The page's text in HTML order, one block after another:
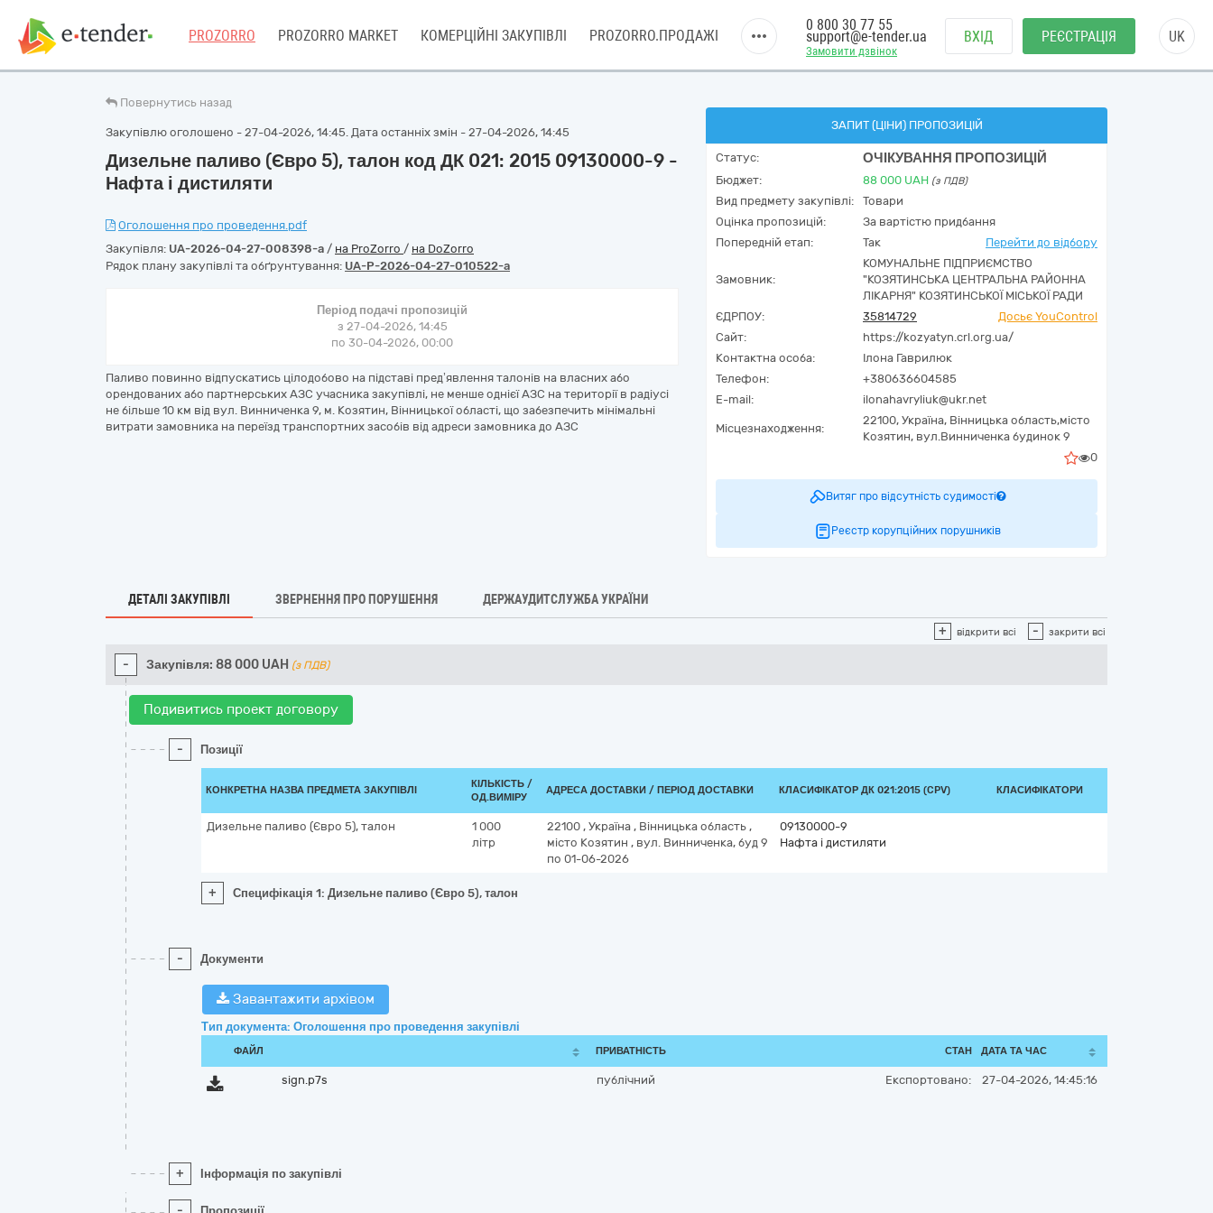
PROZORRO PROZORRO MARKET КОМЕРЦІЙНІ ЗАКУПІВЛІ PROZORRO.ПРОДАЖІ
Замовити дзвінок
0 800 30 77 55
support@e-tender.ua ВХІД РЕЄСТРАЦІЯ UK
Повернутись назад
Закупівлю оголошено - 27-04-2026, 14:45. Дата останніх змін - 27-04-2026, 14:45
Дизельне паливо (Євро 5), талон код ДК 021: 2015 09130000-9 -
Нафта і дистиляти
Оголошення про проведення.pdf
Закупівля: UA-2026-04-27-008398-a / на ProZorro / на DoZorro
Рядок плану закупівлі та обґрунтування: UA-P-2026-04-27-010522-a
Період подачі пропозицій
з 27-04-2026, 14:45
по 30-04-2026, 00:00
Паливо повинно відпускатись цілодобово на підставі пред’явлення талонів на власних або
орендованих або партнерських АЗС учасника закупівлі, не менше однієї АЗС на території в радіусі
не більше 10 км від вул. Винниченка 9, м. Козятин, Вінницької області, що забезпечить мінімальні
витрати замовника на переїзд транспортних засобів від адреси замовника до АЗС
ЗАПИТ (ЦІНИ) ПРОПОЗИЦІЙ
Статус: ОЧІКУВАННЯ ПРОПОЗИЦІЙ
Бюджет: 88 000 UAH (з ПДВ)
Вид предмету закупівлі:
Товари
Оцінка пропозицій:
За вартістю придбання
Попередній етап:
Так Перейти до відбору
Замовник:
КОМУНАЛЬНЕ ПІДПРИЄМСТВО
"КОЗЯТИНСЬКА ЦЕНТРАЛЬНА РАЙОННА
ЛІКАРНЯ" КОЗЯТИНСЬКОЇ МІСЬКОЇ РАДИ
ЄДРПОУ:
35814729
Досьє YouControl
Сайт:
https://kozyatyn.crl.org.ua/
Контактна особа:
Ілона Гаврилюк
Телефон:
+380636604585
E-mail:
ilonahavryliuk@ukr.net
Місцезнаходження:
22100, Україна, Вінницька область,місто
Козятин, вул.Винниченка будинок 9
0
Витяг про відсутність судимості
Реєстр корупційних порушників
ДЕТАЛІ ЗАКУПІВЛІ ЗВЕРНЕННЯ ПРО ПОРУШЕННЯ ДЕРЖАУДИТСЛУЖБА УКРАЇНИ
+ відкрити всі - закрити всі
- Закупівля: 88 000 UAH (з ПДВ)
Подивитись проект договору
- Позиції
КОНКРЕТНА НАЗВА ПРЕДМЕТА ЗАКУПІВЛІ
КІЛЬКІСТЬ /
ОД.ВИМІРУ
АДРЕСА ДОСТАВКИ / ПЕРІОД ДОСТАВКИ КЛАСИФІКАТОР ДК 021:2015 (CPV) КЛАСИФІКАТОРИ
Дизельне паливо (Євро 5), талон
1 000
літр
22100 , Україна , Вінницька область ,
місто Козятин , вул. Винниченка, буд 9
по 01-06-2026
09130000-9
Нафта і дистиляти
+ Специфікація 1: Дизельне паливо (Євро 5), талон
- Документи
Завантажити архівом
Тип документа: Оголошення про проведення закупівлі
ФАЙЛ ПРИВАТНІСТЬ СТАН ДАТА ТА ЧАС
sign.p7s публічний Експортовано: 27-04-2026, 14:45:16
+ Інформація по закупівлі